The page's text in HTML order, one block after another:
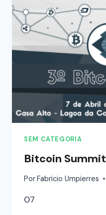
SEM CATEGORIA
Bitcoin Summit
PorFabricio Umpierres
07